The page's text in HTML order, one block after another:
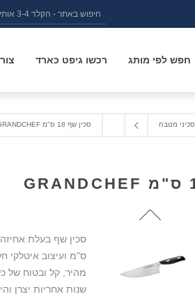
חפש לפי מותג רכשו גיפט כארד
סכיני מטבח סכין שף 18 ס"מ GRANDCHEF
ס"מ ועיצוב איטלקי
שנות אחריות יצרן